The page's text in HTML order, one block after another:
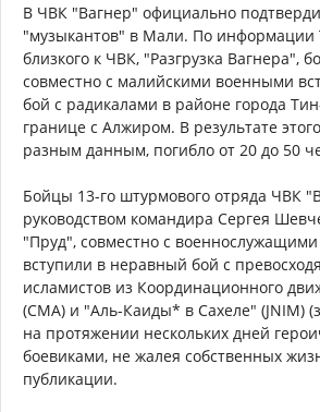
В ЧВК "Вагнер" официально
"музыкантов" в Мали. По информации
близкого к ЧВК, "Разгрузка Вагнера",
совместно с малийскими военными
бой с радикалами в районе города
границе с Алжиром. В результате
разным данным, погибло от 20 до 50
Бойцы 13-го штурмового отряда ЧВК
руководством командира Сергея
"Пруд", совместно с
вступили в неравный бой с
исламистов из Координационного
(CMA) и "Аль-Каиды* в Сахеле" (JNIM)
на протяжении нескольких дней
боевиками, не жалея собственных
публикации.